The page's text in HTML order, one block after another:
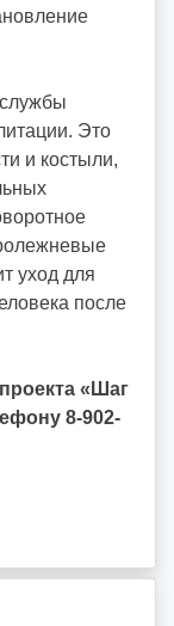
Это
и костыли,
уход для
после
«Шаг
8-902-